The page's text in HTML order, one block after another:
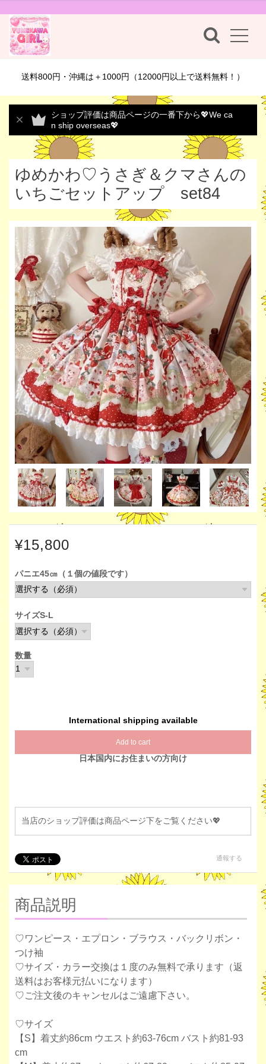
送料800円・沖縄は＋1000円（12000円以上で送料無料！）
ショップ評価は商品ページの一番下から💖We ca
n ship overseas💖
ゆめかわ♡うさぎ＆クマさんの
いちごセットアップ set84
¥15,800
パニエ45㎝（１個の値段です）
サイズS-L
数量
International shipping available
Add to cart
日本国内にお住まいの方向け
当店のショップ評価は商品ページ下をご覧ください💖
通報する
商品説明
♡ワンピース・エプロン・ブラウス・バックリボン・
つけ袖
♡サイズ・カラー交換は１度のみ無料で承ります（返
送料はお客様元払いになります）
♡ご注文後のキャンセルはご遠慮下さい。
♡サイズ
【S】着丈約86cm ウエスト約63-76cm バスト約81-93
cm